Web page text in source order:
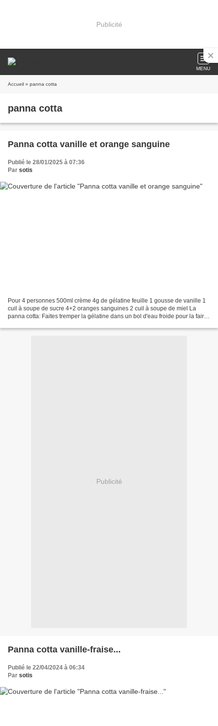
Publicité
MENU
Accueil » panna cotta
panna cotta
Panna cotta vanille et orange sanguine
Publié le 28/01/2025 à 07:36
Par sotis
Pour 4 personnes 500ml crème 4g de gélatine feuille 1 gousse de vanille 1
cuil à soupe de sucre 4+2 oranges sanguines 2 cuil à soupe de miel La
panna cotta: Faites tremper la gélatine dans un bol d'eau froide pour la faire
Publicité
Panna cotta vanille-fraise...
Publié le 22/04/2024 à 06:34
Par sotis